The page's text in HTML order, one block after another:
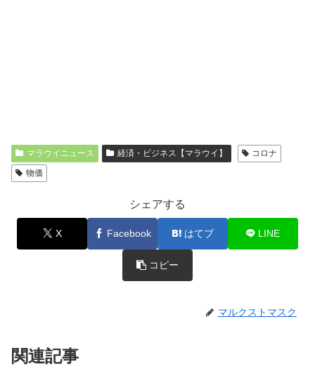
マラウイニュース 経済・ビジネス【マラウイ】
コロナ
物価
シェアする
X Facebook はてブ LINE
コピー
マルクストマスク
関連記事